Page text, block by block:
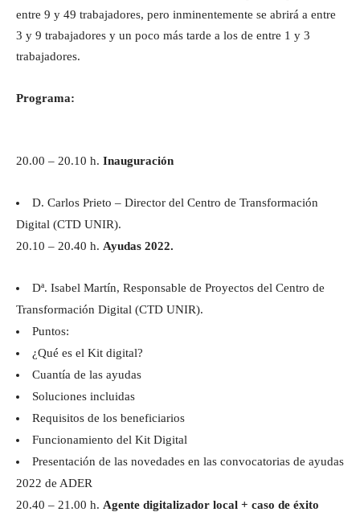
entre 9 y 49 trabajadores, pero inminentemente se abrirá a entre
3 y 9 trabajadores y un poco más tarde a los de entre 1 y 3
trabajadores.
Programa:
20.00 – 20.10 h. Inauguración
D. Carlos Prieto – Director del Centro de Transformación
Digital (CTD UNIR).
20.10 – 20.40 h. Ayudas 2022.
Dª. Isabel Martín, Responsable de Proyectos del Centro de
Transformación Digital (CTD UNIR).
Puntos:
¿Qué es el Kit digital?
Cuantía de las ayudas
Soluciones incluidas
Requisitos de los beneficiarios
Funcionamiento del Kit Digital
Presentación de las novedades en las convocatorias de ayudas
2022 de ADER
20.40 – 21.00 h. Agente digitalizador local + caso de éxito